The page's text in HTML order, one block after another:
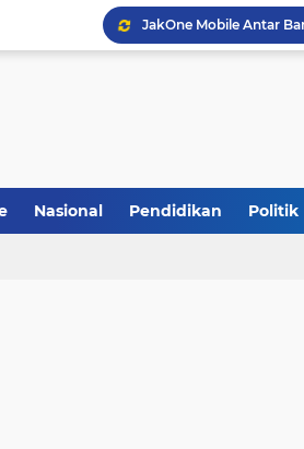
JakOne Mobile Antar
Calon Ketum PBNU,
Nasional Pendidikan Politik